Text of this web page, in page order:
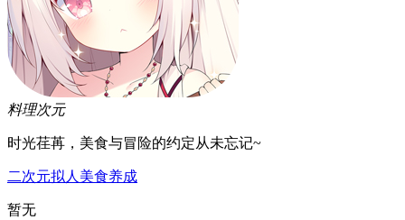
料理次元
时光荏苒，美食与冒险的约定从未忘记~
二次元拟人 美食养成
暂无